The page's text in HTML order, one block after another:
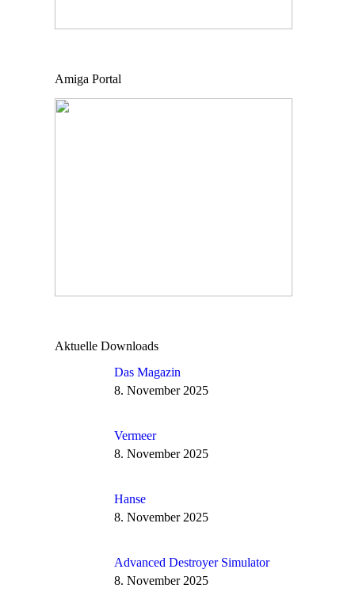
Amiga Portal
Aktuelle Downloads
Das Magazin
8. November 2025
Vermeer
8. November 2025
Hanse
8. November 2025
Advanced Destroyer Simulator
8. November 2025